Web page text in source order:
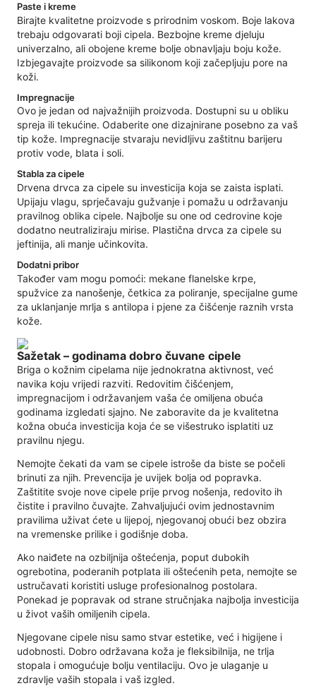
Paste i kreme
Birajte kvalitetne proizvode s prirodnim voskom. Boje lakova
trebaju odgovarati boji cipela. Bezbojne kreme djeluju
univerzalno, ali obojene kreme bolje obnavljaju boju kože.
Izbjegavajte proizvode sa silikonom koji začepljuju pore na
koži.
Impregnacije
Ovo je jedan od najvažnijih proizvoda. Dostupni su u obliku
spreja ili tekućine. Odaberite one dizajnirane posebno za vaš
tip kože. Impregnacije stvaraju nevidljivu zaštitnu barijeru
protiv vode, blata i soli.
Stabla za cipele
Drvena drvca za cipele su investicija koja se zaista isplati.
Upijaju vlagu, sprječavaju gužvanje i pomažu u održavanju
pravilnog oblika cipele. Najbolje su one od cedrovine koje
dodatno neutraliziraju mirise. Plastična drvca za cipele su
jeftinija, ali manje učinkovita.
Dodatni pribor
Također vam mogu pomoći: mekane flanelske krpe,
spužvice za nanošenje, četkica za poliranje, specijalne gume
za uklanjanje mrlja s antilopa i pjene za čišćenje raznih vrsta
kože.
Sažetak – godinama dobro čuvane cipele
Briga o kožnim cipelama nije jednokratna aktivnost, već
navika koju vrijedi razviti. Redovitim čišćenjem,
impregnacijom i održavanjem vaša će omiljena obuća
godinama izgledati sjajno. Ne zaboravite da je kvalitetna
kožna obuća investicija koja će se višestruko isplatiti uz
pravilnu njegu.
Nemojte čekati da vam se cipele istroše da biste se počeli
brinuti za njih. Prevencija je uvijek bolja od popravka.
Zaštitite svoje nove cipele prije prvog nošenja, redovito ih
čistite i pravilno čuvajte. Zahvaljujući ovim jednostavnim
pravilima uživat ćete u lijepoj, njegovanoj obući bez obzira
na vremenske prilike i godišnje doba.
Ako naiđete na ozbiljnija oštećenja, poput dubokih
ogrebotina, poderanih potplata ili oštećenih peta, nemojte se
ustručavati koristiti usluge profesionalnog postolara.
Ponekad je popravak od strane stručnjaka najbolja investicija
u život vaših omiljenih cipela.
Njegovane cipele nisu samo stvar estetike, već i higijene i
udobnosti. Dobro održavana koža je fleksibilnija, ne trlja
stopala i omogućuje bolju ventilaciju. Ovo je ulaganje u
zdravlje vaših stopala i vaš izgled.